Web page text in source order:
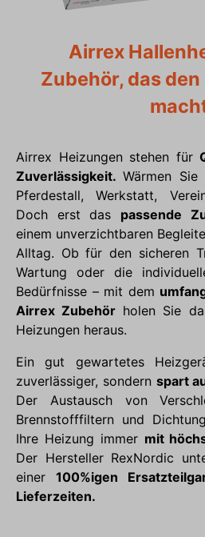
Airrex
Zubehör, das
Airrex Heizungen stehen für
Zuverlässigkeit. Wärmen
Pferdestall, Werkstatt,
Doch erst das passende
einem unverzichtbaren
Alltag. Ob für den sicheren
Wartung oder die
Bedürfnisse – mit dem
Airrex Zubehör holen Sie
Heizungen heraus.
Ein gut gewartetes
zuverlässiger, sondern spart
Der Austausch von
Brennstofffiltern und
Ihre Heizung immer mit
Der Hersteller RexNordic
einer 100%igen
Lieferzeiten.